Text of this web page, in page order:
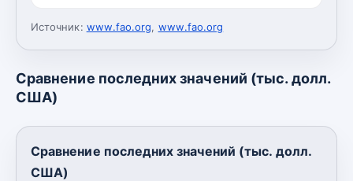
Источник: www.fao.org, www.fao.org
Сравнение последних значений (тыс. долл.
США)
Сравнение последних значений (тыс. долл.
США)